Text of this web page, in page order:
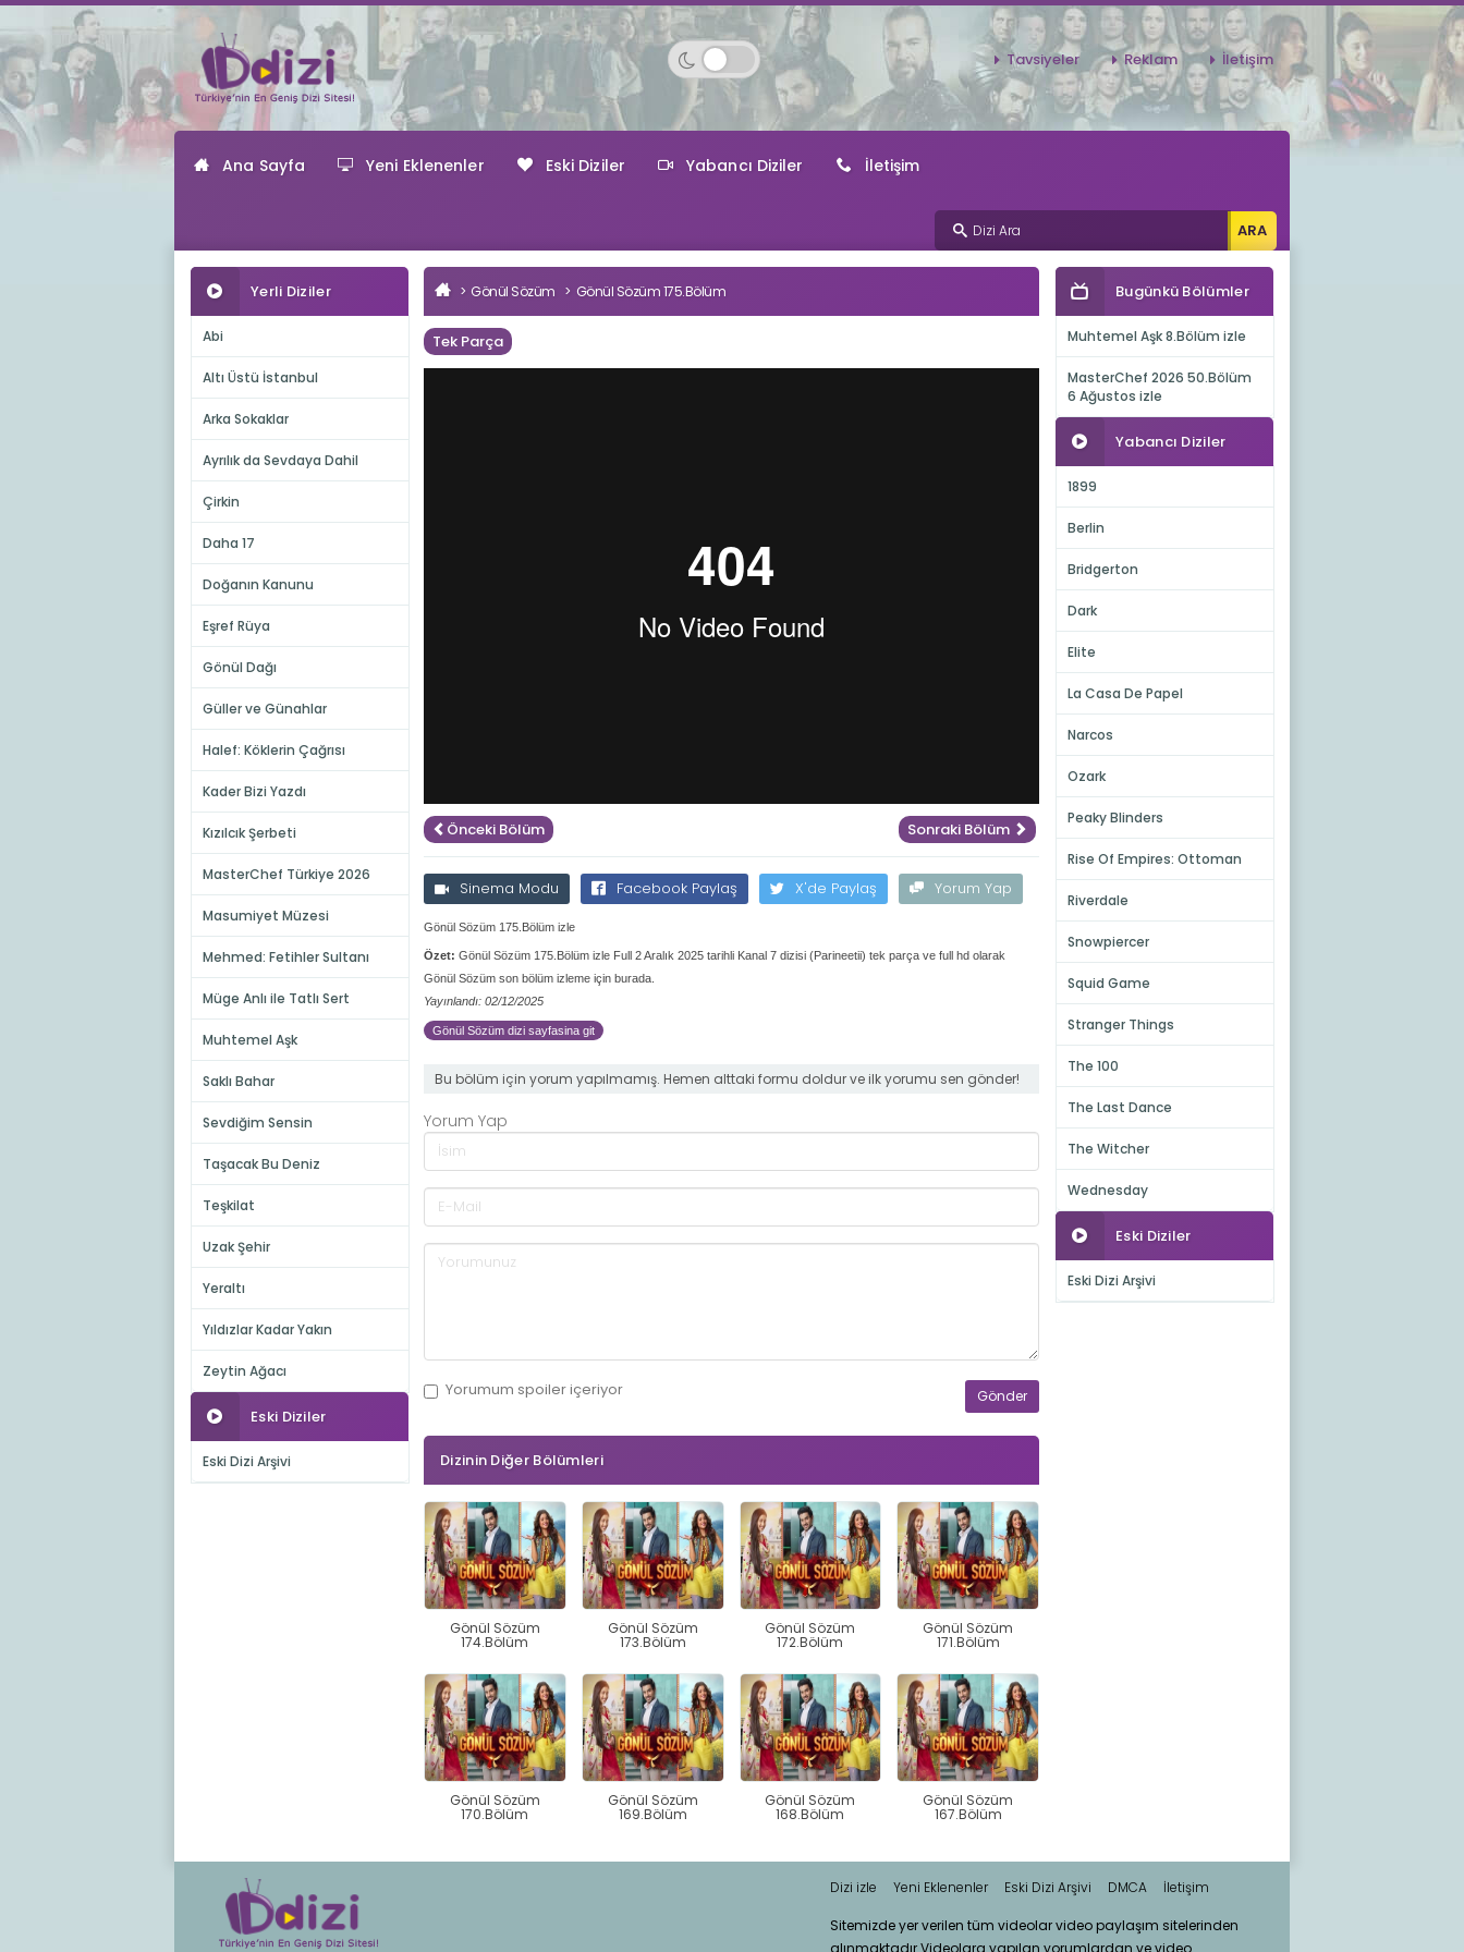
Tavsiyeler Reklam İletişim
Ana Sayfa Yeni Eklenenler Eski Diziler Yabancı Diziler İletişim
Yerli Diziler
Abi
Altı Üstü İstanbul
Arka Sokaklar
Ayrılık da Sevdaya Dahil
Çirkin
Daha 17
Doğanın Kanunu
Eşref Rüya
Gönül Dağı
Güller ve Günahlar
Halef: Köklerin Çağrısı
Kader Bizi Yazdı
Kızılcık Şerbeti
MasterChef Türkiye 2026
Masumiyet Müzesi
Mehmed: Fetihler Sultanı
Müge Anlı ile Tatlı Sert
Muhtemel Aşk
Saklı Bahar
Sevdiğim Sensin
Taşacak Bu Deniz
Teşkilat
Uzak Şehir
Yeraltı
Yıldızlar Kadar Yakın
Zeytin Ağacı
Eski Diziler
Eski Dizi Arşivi
Gönül Sözüm Gönül Sözüm 175.Bölüm
Tek Parça
Önceki Bölüm Sonraki Bölüm
Sinema Modu Facebook Paylaş X'de Paylaş Yorum Yap
Gönül Sözüm 175.Bölüm izle
Özet: Gönül Sözüm 175.Bölüm izle Full 2 Aralık 2025 tarihli Kanal 7 dizisi (Parineetii) tek parça ve full hd olarak
Gönül Sözüm son bölüm izleme için burada.
Yayınlandı: 02/12/2025
Gönül Sözüm dizi sayfasina git
Bu bölüm için yorum yapılmamış. Hemen alttaki formu doldur ve ilk yorumu sen gönder!
Yorum Yap
Yorumum spoileriçeriyor
Dizinin Diğer Bölümleri
Gönül Sözüm
174.Bölüm
Gönül Sözüm
173.Bölüm
Gönül Sözüm
172.Bölüm
Gönül Sözüm
171.Bölüm
Gönül Sözüm
170.Bölüm
Gönül Sözüm
169.Bölüm
Gönül Sözüm
168.Bölüm
Gönül Sözüm
167.Bölüm
Bugünkü Bölümler
Muhtemel Aşk 8.Bölüm izle
MasterChef 2026 50.Bölüm
6 Ağustos izle
Yabancı Diziler
1899
Berlin
Bridgerton
Dark
Elite
La Casa De Papel
Narcos
Ozark
Peaky Blinders
Rise Of Empires: Ottoman
Riverdale
Snowpiercer
Squid Game
Stranger Things
The 100
The Last Dance
The Witcher
Wednesday
Eski Diziler
Eski Dizi Arşivi
Dizi izle Yeni Eklenenler Eski Dizi Arşivi DMCA İletişim
Sitemizde yer verilen tüm videolar video paylaşım sitelerinden